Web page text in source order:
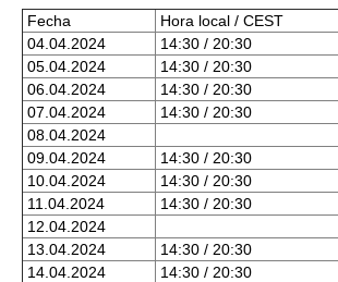
Fecha Hora local / CEST
04.04.2024
14:30 / 20:30
05.04.2024
14:30 / 20:30
06.04.2024
14:30 / 20:30
07.04.2024
14:30 / 20:30
08.04.2024
09.04.2024
14:30 / 20:30
10.04.2024
14:30 / 20:30
11.04.2024
14:30 / 20:30
12.04.2024
13.04.2024
14:30 / 20:30
14.04.2024
14:30 / 20:30